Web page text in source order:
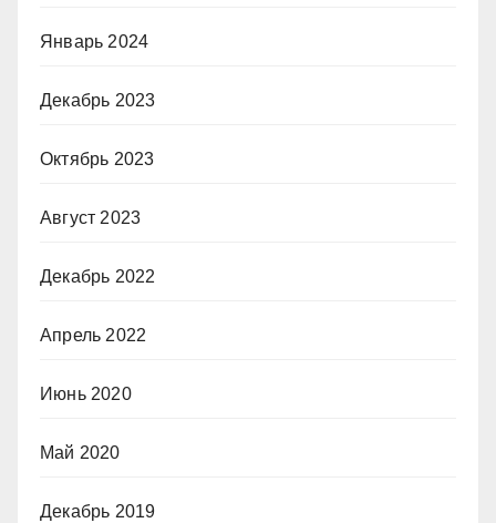
Январь 2024
Декабрь 2023
Октябрь 2023
Август 2023
Декабрь 2022
Апрель 2022
Июнь 2020
Май 2020
Декабрь 2019